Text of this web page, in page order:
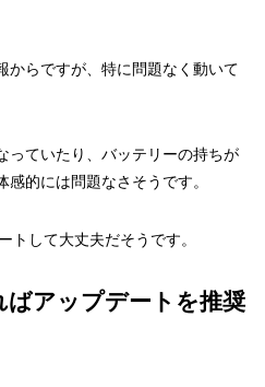
からですが、特に問題なく動いて
っていたり、バッテリーの持ちが
的には問題なさそうです。
トして大丈夫だそうです。
ばアップデートを推奨